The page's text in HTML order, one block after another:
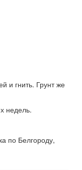
и гнить. Грунт же
недель.
по Белгороду,